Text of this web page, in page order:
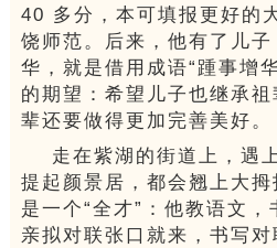
40 多分，本可填报更好的
饶师范。后来，他有了儿
华，就是借用成语“踵事增
的期望：希望儿子也继承
辈还要做得更加完善美好。
走在紫湖的街道上，遇
提起颜景居，都会翘上大拇
是一个“全才”：他教语文
亲拟对联张口就来，书写